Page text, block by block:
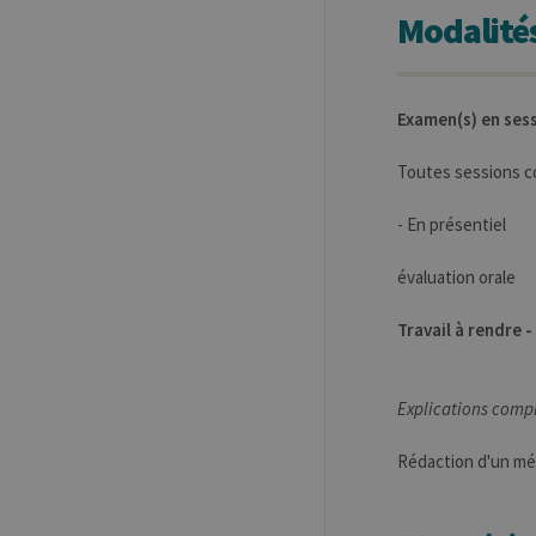
Examen(s) en
Toutes sessions
- En présentiel
évaluation orale
Travail à rendre
Explications
Rédaction d'un
jcms.prefs
Nom
Provider /
_pk_id
InnoCraft
_pk_ses
InnoCraft
.uliege.be